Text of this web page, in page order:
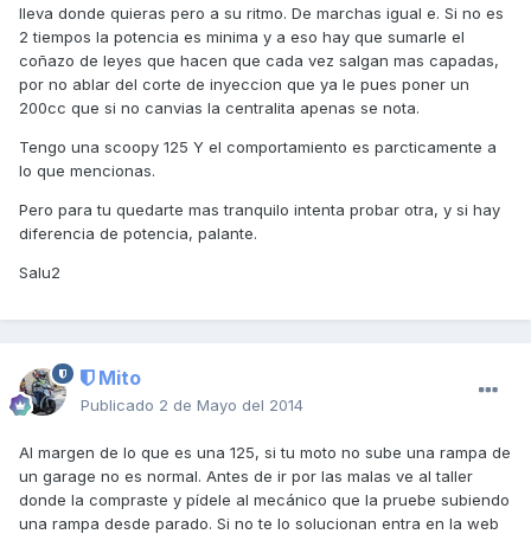
lleva donde quieras pero a su ritmo. De marchas igual e. Si no es
2 tiempos la potencia es minima y a eso hay que sumarle el
coñazo de leyes que hacen que cada vez salgan mas capadas,
por no ablar del corte de inyeccion que ya le pues poner un
200cc que si no canvias la centralita apenas se nota.
Tengo una scoopy 125 Y el comportamiento es parcticamente a
lo que mencionas.
Pero para tu quedarte mas tranquilo intenta probar otra, y si hay
diferencia de potencia, palante.
Salu2
Mito
Publicado 2 de Mayo del 2014
Al margen de lo que es una 125, si tu moto no sube una rampa de
un garage no es normal. Antes de ir por las malas ve al taller
donde la compraste y pídele al mecánico que la pruebe subiendo
una rampa desde parado. Si no te lo solucionan entra en la web